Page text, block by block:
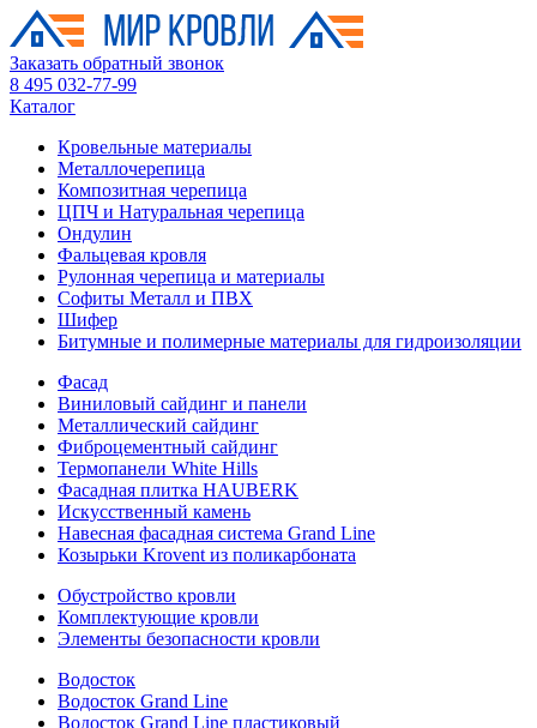
Заказать обратный звонок
8 495 032-77-99
Каталог
Кровельные материалы
Металлочерепица
Композитная черепица
ЦПЧ и Натуральная черепица
Ондулин
Фальцевая кровля
Рулонная черепица и материалы
Софиты Металл и ПВХ
Шифер
Битумные и полимерные материалы для гидроизоляции
Фасад
Виниловый сайдинг и панели
Металлический сайдинг
Фиброцементный сайдинг
Термопанели White Hills
Фасадная плитка HAUBERK
Искусственный камень
Навесная фасадная система Grand Line
Козырьки Krovent из поликарбоната
Обустройство кровли
Комплектующие кровли
Элементы безопасности кровли
Водосток
Водосток Grand Line
Водосток Grand Line пластиковый